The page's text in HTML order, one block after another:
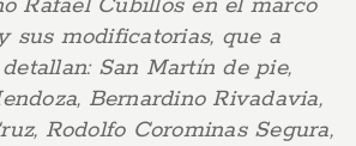
Rafael Cubillos en el marco
sus modificatorias, que a
San Martín de pie,
Bernardino Rivadavia,
Rodolfo Corominas Segura,